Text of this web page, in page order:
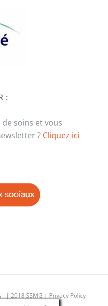
:
soins et vous
? Cliquez ici
| 2018 SSMG |Privacy Policy